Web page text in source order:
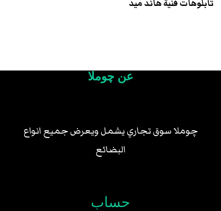
تابلوهات فنية هاند ميد
عن چوملا
چوملا سوق تجاري يشمل ويعرض جميع انواع
البضائع
حساب